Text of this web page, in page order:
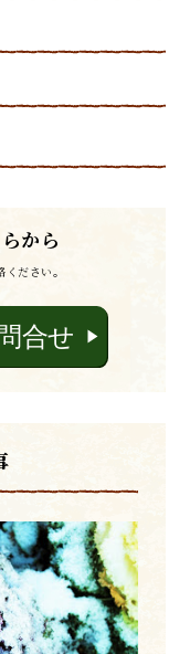
から
ださい。